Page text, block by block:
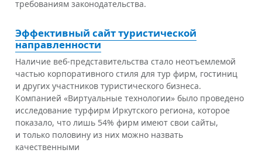
требованиям законодательства.
Эффективный сайт туристической
направленности
Наличие веб-представительства стало неотъемлемой
частью корпоративного стиля для тур фирм, гостиниц
и других участников туристического бизнеса.
Компанией «Виртуальные технологии» было проведено
исследование турфирм Иркутского региона, которое
показало, что лишь 54% фирм имеют свои сайты,
и только половину из них можно назвать
качественными